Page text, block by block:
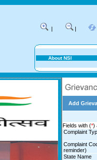
| |
About NSI
Add
Fields with (*)
Complaint
Complaint
reminder)
State Name